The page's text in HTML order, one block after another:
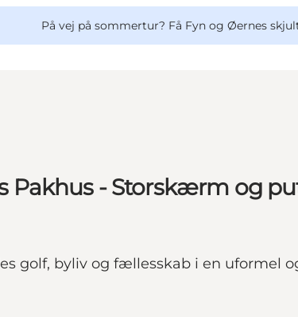
På vej på sommertur? Få Fyn og Øernes
Pakhus - Storskærm og
golf, byliv og fællesskab i en uformel